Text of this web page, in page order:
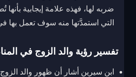
ضربه لها، فهذه علامة إيجابية بأنها
التي استمدَّتها منه سوف تعمل بها
تفسير رؤية والد الزوج في
ابن سيرين أشار أن ظهور والد